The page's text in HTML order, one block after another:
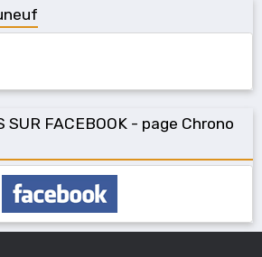
SUR FACEBOOK - page Chrono